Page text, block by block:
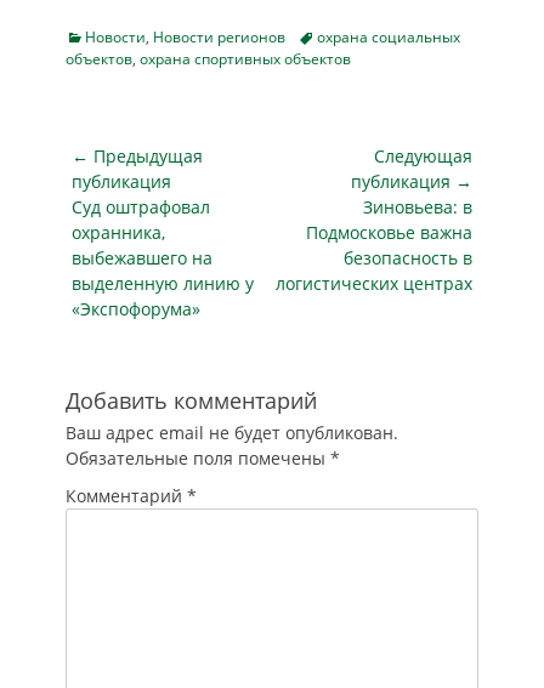
Подрядчику
предстоит
14 постов и
задействовав 24…
Владимира Путина
на территории ДНР,
военное
положение, в ряде
регионов – средний
уровень
реагирования. Что
означает режим
повышенной
готовности в
полномочиями
наделены власти
региона,…
Categories
Новости, Новости регионов Tagsохрана социальных
объектов, охрана спортивных объектов
Навигация
по
записям
← Предыдущая
публикация
Предыдущая
публикация
Суд оштрафовал
охранника,
выбежавшего на
выделенную линию у
«Экспофорума»
Следующая
публикация →
Следующая
публикация
Зиновьева: в
Подмосковье важна
безопасность в
логистических центрах
Добавить комментарий
Ваш адрес email не будет опубликован.
Обязательные поля помечены *
Комментарий *